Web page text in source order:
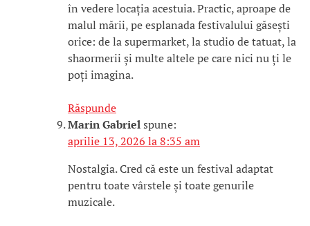
în vedere locația acestuia. Practic, aproape de
malul mării, pe esplanada festivalului găsești
orice: de la supermarket, la studio de tatuat, la
shaormerii și multe altele pe care nici nu ți le
poți imagina.
Răspunde
Marin Gabrielspune:
aprilie 13, 2026 la 8:35 am
Nostalgia. Cred că este un festival adaptat
pentru toate vârstele și toate genurile
muzicale.